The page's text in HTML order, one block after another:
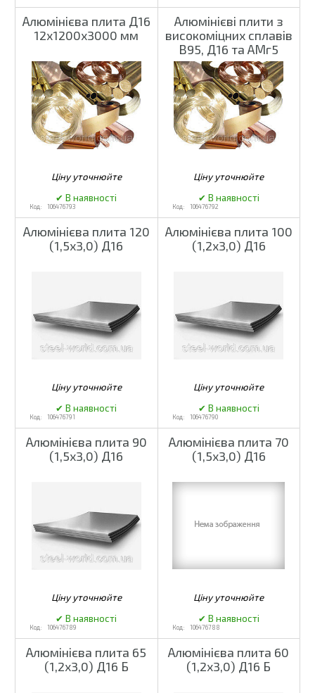
Алюмінієва плита Д16
12х1200х3000 мм
106476793
Алюмінієві плити з
високоміцних сплавів
В95, Д16 та АМг5
106476792
Алюмінієва плита 120
(1,5х3,0) Д16
106476791
Алюмінієва плита 100
(1,2х3,0) Д16
106476790
Алюмінієва плита 90
(1,5х3,0) Д16
106476789
Алюмінієва плита 70
(1,5х3,0) Д16
106476788
Алюмінієва плита 65
(1,2х3,0) Д16 Б
Алюмінієва плита 60
(1,2х3,0) Д16 Б